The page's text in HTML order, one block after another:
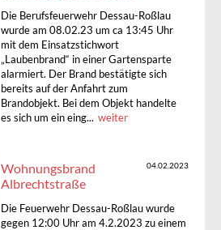
Die Berufsfeuerwehr Dessau-Roßlau
wurde am 08.02.23 um ca 13:45 Uhr
mit dem Einsatzstichwort
„Laubenbrand“ in einer Gartensparte
alarmiert. Der Brand bestätigte sich
bereits auf der Anfahrt zum
Brandobjekt. Bei dem Objekt handelte
es sich um ein eing... weiter
04.02.2023
Wohnungsbrand
Albrechtstraße
Die Feuerwehr Dessau-Roßlau wurde
gegen 12:00 Uhr am 4.2.2023 zu einem